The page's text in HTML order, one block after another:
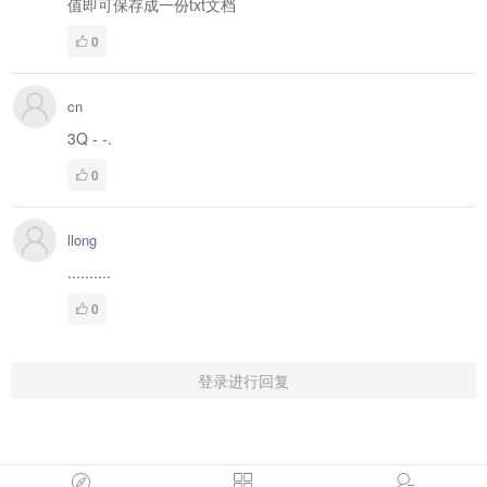
值即可保存成一份txt文档
0
cn
3Q - -.
0
llong
..........
0
登录进行回复